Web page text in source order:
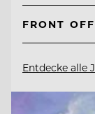
FRONT
Entdecke alle